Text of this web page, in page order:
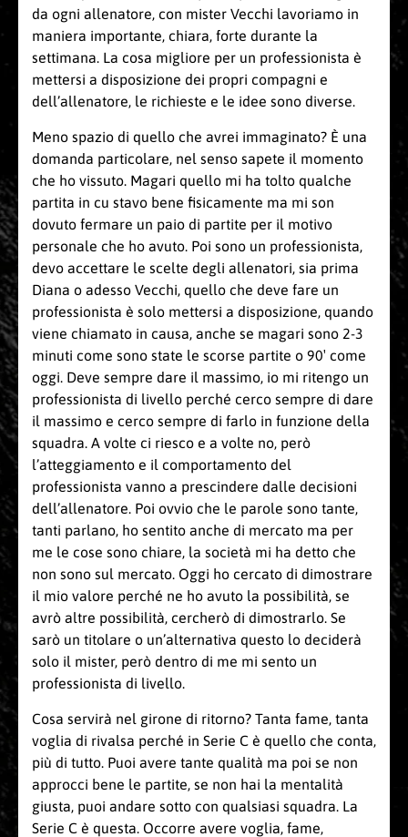
da ogni allenatore, con mister Vecchi lavoriamo in
maniera importante, chiara, forte durante la
settimana. La cosa migliore per un professionista è
mettersi a disposizione dei propri compagni e
dell’allenatore, le richieste e le idee sono diverse.
Meno spazio di quello che avrei immaginato? È una
domanda particolare, nel senso sapete il momento
che ho vissuto. Magari quello mi ha tolto qualche
partita in cu stavo bene fisicamente ma mi son
dovuto fermare un paio di partite per il motivo
personale che ho avuto. Poi sono un professionista,
devo accettare le scelte degli allenatori, sia prima
Diana o adesso Vecchi, quello che deve fare un
professionista è solo mettersi a disposizione, quando
viene chiamato in causa, anche se magari sono 2-3
minuti come sono state le scorse partite o 90′ come
oggi. Deve sempre dare il massimo, io mi ritengo un
professionista di livello perché cerco sempre di dare
il massimo e cerco sempre di farlo in funzione della
squadra. A volte ci riesco e a volte no, però
l’atteggiamento e il comportamento del
professionista vanno a prescindere dalle decisioni
dell’allenatore. Poi ovvio che le parole sono tante,
tanti parlano, ho sentito anche di mercato ma per
me le cose sono chiare, la società mi ha detto che
non sono sul mercato. Oggi ho cercato di dimostrare
il mio valore perché ne ho avuto la possibilità, se
avrò altre possibilità, cercherò di dimostrarlo. Se
sarò un titolare o un’alternativa questo lo deciderà
solo il mister, però dentro di me mi sento un
professionista di livello.
Cosa servirà nel girone di ritorno? Tanta fame, tanta
voglia di rivalsa perché in Serie C è quello che conta,
più di tutto. Puoi avere tante qualità ma poi se non
approcci bene le partite, se non hai la mentalità
giusta, puoi andare sotto con qualsiasi squadra. La
Serie C è questa. Occorre avere voglia, fame,